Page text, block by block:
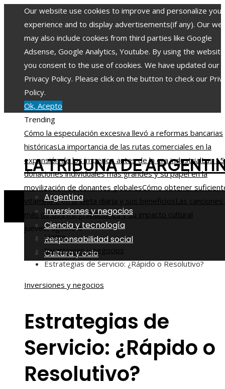
Our website use cookies to improve and personalize your
experience and to display advertisements(if any). Our
may also include cookies from third parties like Google
Adsense, Google Analytics, Youtube. By using the
you consent to the use of cookies. We have updated our
Privacy Policy. Please click on the button to check our
Policy.
Ok, Acepto
Trending
Cómo la especulación excesiva llevó a reformas bancarias
históricasLa importancia de las rutas comerciales en la
expansión de los imperios antes de la era industrialLas 15
donaciones individuales más grandes y su papel en la
movilización de donantes globalesCómo obtener
vitamina C en la dieta diaria y sus beneficiosLas
más de dos mil grabaciones y su impacto cultural
jueves, agosto 6
LA TRIBUNA DE
Argentina
Inversiones y negocios
Ciencia y tecnología
Responsabilidad social
Cultura y ocio
Home
Inversiones y negocios
Estrategias de Servicio: ¿Rápido o Resolutivo?
Inversiones y negocios
Estrategias de
Servicio: ¿Rápido o
Resolutivo?